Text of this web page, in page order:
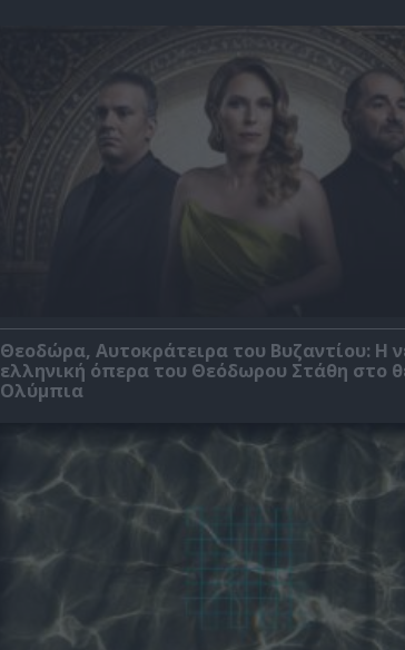
Θεοδώρα, Αυτοκράτειρα του Βυζαντίου: Η
ελληνική όπερα του Θεόδωρου Στάθη στο
Ολύμπια